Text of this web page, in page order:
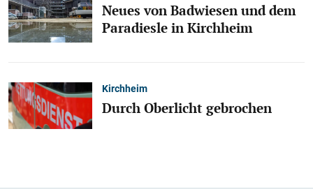
Neues von Badwiesen und dem
Paradiesle in Kirchheim
Kirchheim
Durch Oberlicht gebrochen